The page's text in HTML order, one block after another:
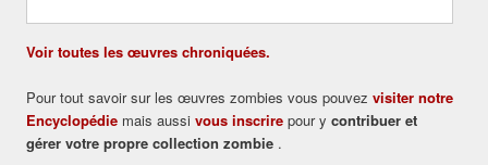
Voir toutes les œuvres chroniquées.
Pour tout savoir sur les œuvres zombies vous pouvez visiter notre
Encyclopédie mais aussi vous inscrire pour y contribuer et
gérer votre propre collection zombie .